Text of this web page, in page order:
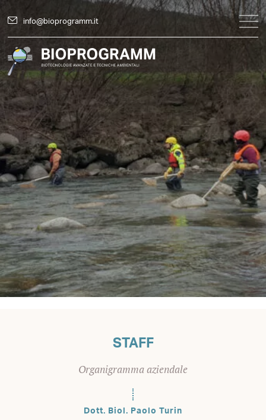
info@bioprogramm.it
STAFF
Organigramma aziendale
Dott. Biol. Paolo Turin